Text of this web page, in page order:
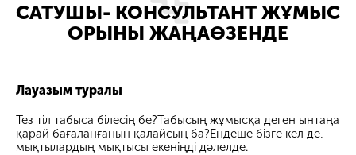
САТУШЫ- КОНСУЛЬТАНТ ЖҰМЫС
ОРЫНЫ ЖАҢАӨЗЕНДЕ
Лауазым туралы
Тез тіл табыса білесің бе?Табысың жұмысқа деген ынтаңа
қарай бағаланғанын қалайсың ба?Ендеше бізге кел де,
мықтылардың мықтысы екеніңді дәлелде.